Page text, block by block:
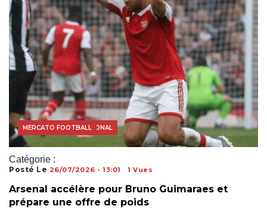
Catégorie :
FOOTBALL INTERNATIONAL
MERCATO FOOTBALL
Posté Le 26/07/2026 - 13:01 1 Vues
Arsenal accélère pour Bruno Guimaraes et
prépare une offre de poids